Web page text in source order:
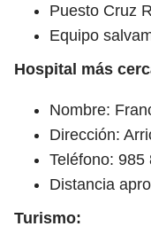
Puesto Cruz
Equipo
Hospital más
Nombre:
Dirección:
Teléfono: 985
Distancia
Turismo: